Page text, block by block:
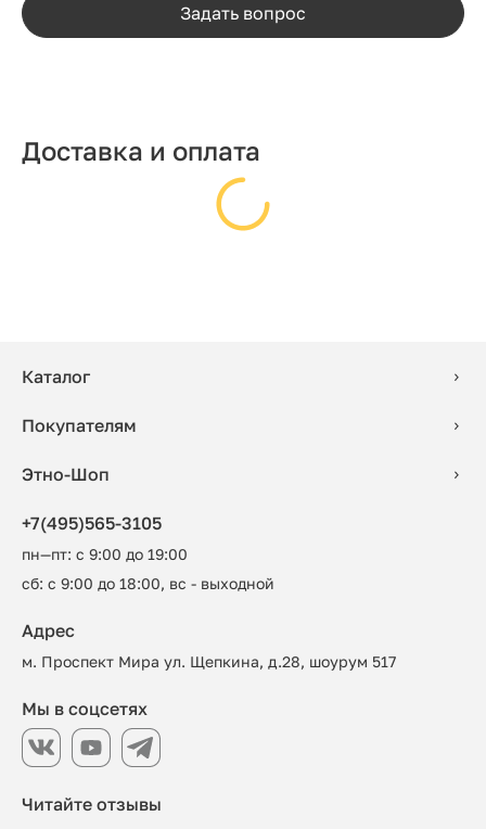
Задать вопрос
Доставка и оплата
Каталог
Покупателям
Этно-Шоп
+7(495)565-3105
пн—пт: с 9:00 до 19:00
сб: с 9:00 до 18:00, вс - выходной
Читайте отзывы
Адрес
м. Проспект Мира ул. Щепкина, д.28, шоурум 517
Мы в соцсетях